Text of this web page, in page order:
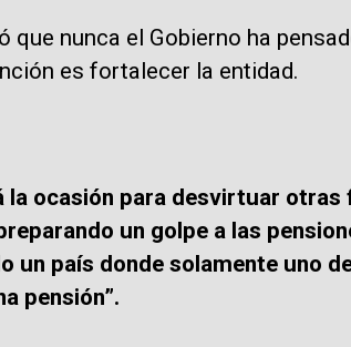
que nunca el Gobierno ha
es fortalecer la entidad.
la ocasión para desvirtuar otras
un golpe a las
un país donde solamente uno
pensión”.